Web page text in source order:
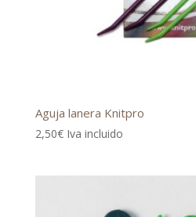
Aguja lanera Knitpro
2,50€ Iva incluido